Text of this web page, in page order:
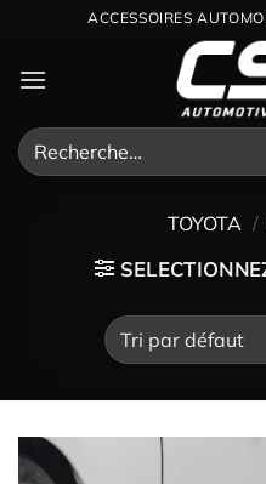
contenu
ACCESSOIRES
Recherche
pour :
TOYOTA /